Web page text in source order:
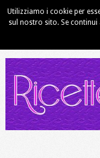
Utilizziamo i cookie per
sul nostro sito. Se